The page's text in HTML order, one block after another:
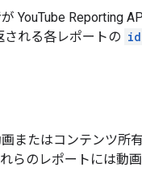
YouTube Reporting
される各レポートの id
またはコンテンツ
らのレポートには動